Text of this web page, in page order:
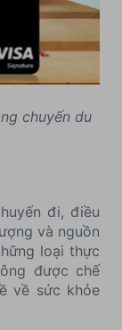
chuyến du
đi, điều
và nguồn
loại thực
được chế
về sức khỏe